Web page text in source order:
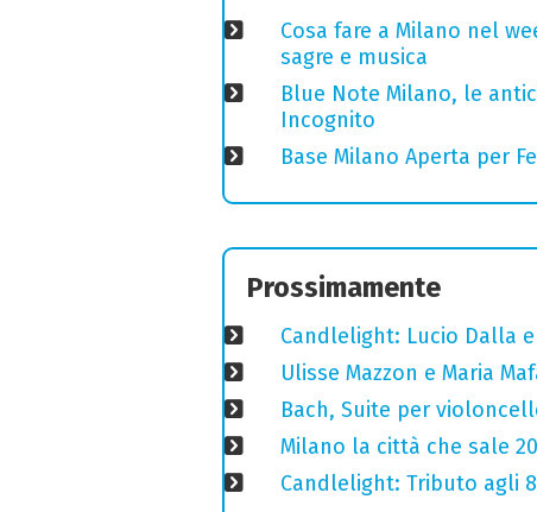
Cosa fare a Milano nel
sagre e musica
Blue Note Milano, le
Incognito
Base Milano Aperta per
Prossimamente
Candlelight: Lucio Dalla
Ulisse Mazzon e Maria
Bach, Suite per
Milano la città che sale
Candlelight: Tributo agli